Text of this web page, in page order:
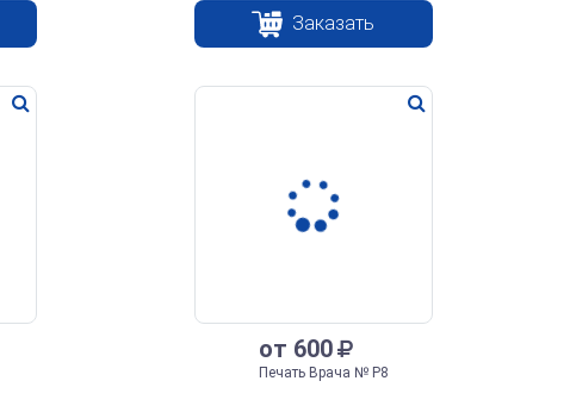
Заказать
от 600
Печать Врача № Р8